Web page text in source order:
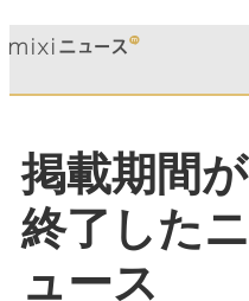
掲載期間が
終了したニ
ュース